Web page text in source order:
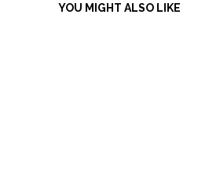
YOU MIGHT ALSO LIKE